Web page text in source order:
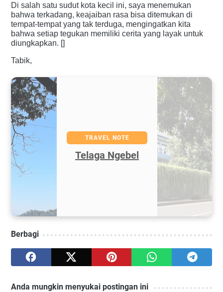
Di salah satu sudut kota kecil ini, saya menemukan
bahwa terkadang, keajaiban rasa bisa ditemukan di
tempat-tempat yang tak terduga, mengingatkan kita
bahwa setiap tegukan memiliki cerita yang layak untuk
diungkapkan. []
Tabik,
TRAVEL NOTE
Sekitar Mampang
Berbagi
Anda mungkin menyukai postingan ini